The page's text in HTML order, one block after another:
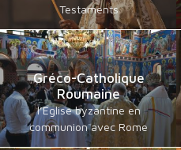
Testaments
Gréco-Catholique
Roumaine
l’Eglise byzantine en
communion avec Rome